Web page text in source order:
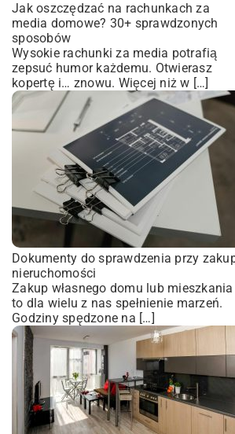
Jak oszczędzać na rachunkach za
media domowe? 30+ sprawdzonych
sposobów
Wysokie rachunki za media potrafią
zepsuć humor każdemu. Otwierasz
kopertę i… znowu. Więcej niż w […]
Dokumenty do sprawdzenia przy
nieruchomości
Zakup własnego domu lub mieszkania
to dla wielu z nas spełnienie marzeń.
Godziny spędzone na […]